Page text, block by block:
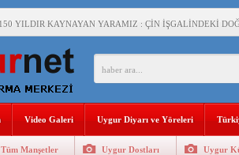
150 YILDIR KAYNAYAN YARAMIZ : ÇİN İŞGALİNDEKİ
ÇİN’İN UYGUR POLİTİKALARINI ÖVEN DİYANET
ANKARA BÜYÜKELÇİSİ JİANG’İN TRABZON
ÇİN’DEN “FETİHLER SULTANI
Video Galeri Uygur Diyarı ve Yöreleri
Tüm Manşetler Uygur Dostları Uygur